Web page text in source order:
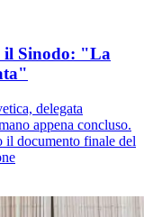
il Sinodo: "La
delegata
appena concluso.
il documento finale del